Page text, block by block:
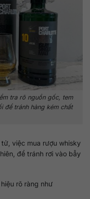
tra rõ nguồn gốc, tem
để tránh hàng kém chất
việc mua rượu whisky
để tránh rơi vào bẫy
rõ ràng như